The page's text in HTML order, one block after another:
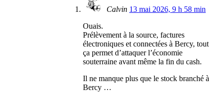
Calvin 13 mai 2026, 9 h 58 min
Ouais.
Prélèvement à la source, factures
électroniques et connectées à Bercy, tout
ça permet d’attaquer l’économie
souterraine avant même la fin du cash.
Il ne manque plus que le stock branché à
Bercy …